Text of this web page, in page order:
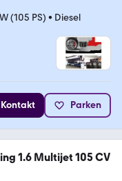
(105 PS) • Diesel
Kontakt Parken
1.6 Multijet 105 CV